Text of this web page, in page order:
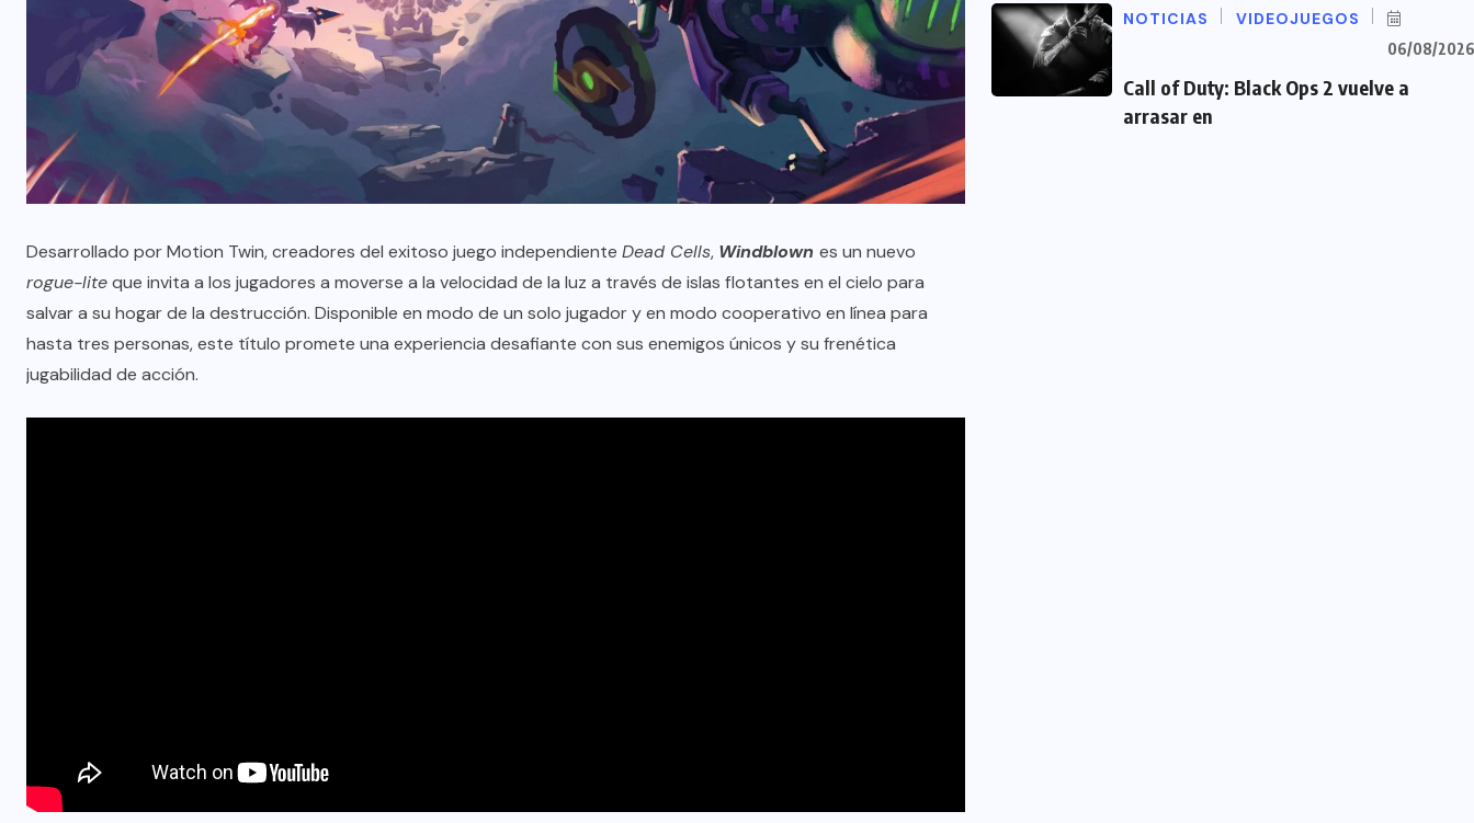
Desarrollado por Motion Twin, creadores del exitoso juego independiente Dead Cells, Windblown es un nuevo
rogue-liteque invita a los jugadores a moverse a la velocidad de la luz a través de islas flotantes en el cielo para
salvar a su hogar de la destrucción. Disponible en modo de un solo jugador y en modo cooperativo en línea para
hasta tres personas, este título promete una experiencia desafiante con sus enemigos únicos y su frenética
jugabilidad de acción.
NOTICIAS VIDEOJUEGOS
06/08/2026
Call of Duty: Black Ops 2 vuelve a
arrasar en